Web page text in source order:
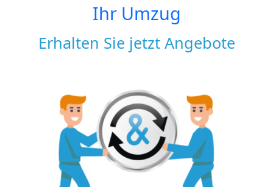
Ihr Umzug
Erhalten Sie jetzt Angebote